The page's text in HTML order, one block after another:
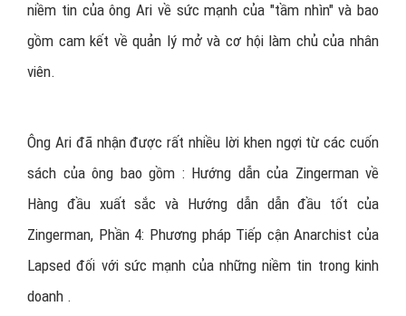
niềm tin của ông Ari về sức mạnh của "tầm nhìn" và bao
gồm cam kết về quản lý mở và cơ hội làm chủ của nhân
viên.
Ông Ari đã nhận được rất nhiều lời khen ngợi từ các cuốn
sách của ông bao gồm : Hướng dẫn của Zingerman về
Hàng đầu xuất sắc và Hướng dẫn dẫn đầu tốt của
Zingerman, Phần 4: Phương pháp Tiếp cận Anarchist của
Lapsed đối với sức mạnh của những niềm tin trong kinh
doanh .